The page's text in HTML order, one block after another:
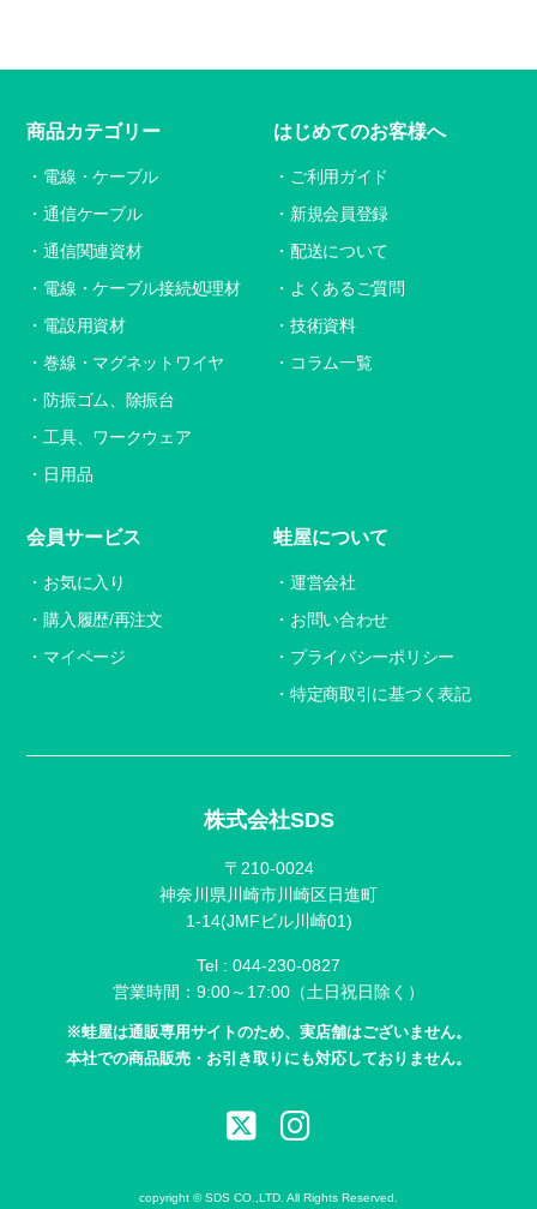
株式会社SDS
〒210-0024
神奈川県川崎市川崎区日進町
1-14(JMFビル川崎01)
Tel : 044-230-0827
営業時間：9:00～17:00（土日祝日除く）
※蛙屋は通販専用サイトのため、実店舗はございません。
本社での商品販売・お引き取りにも対応しておりません。
商品カテゴリー
電線・ケーブル
通信ケーブル
通信関連資材
電線・ケーブル接続処理材
電設用資材
巻線・マグネットワイヤ
防振ゴム、除振台
工具、ワークウェア
日用品
はじめてのお客様へ
ご利用ガイド
新規会員登録
配送について
よくあるご質問
技術資料
コラム一覧
会員サービス
お気に入り
購入履歴/再注文
マイページ
蛙屋について
運営会社
お問い合わせ
プライバシーポリシー
特定商取引に基づく表記
copyright © SDS CO.,LTD. All Rights Reserved.